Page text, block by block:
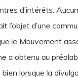
d’intérêts.
l’objet d’une
le Mouvement
a obtenu au
lorsque la